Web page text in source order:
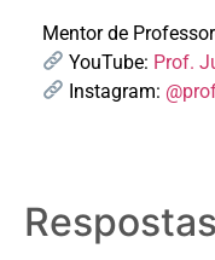
Mentor de
YouTube: Prof.
Instagram: